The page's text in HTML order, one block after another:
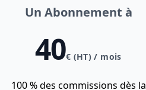
Un Abonnement à
40€ (HT) / mois
100 % des commissions dès la